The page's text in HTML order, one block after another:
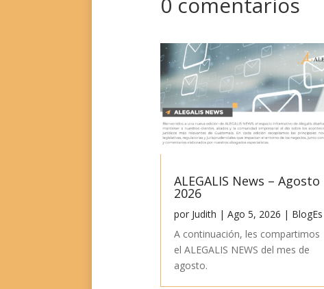
ALEGALIS News – Agosto
2026
por Judith |Ago 5, 2026 | BlogEs
A continuación, les compartimos
el ALEGALIS NEWS del mes de
agosto.